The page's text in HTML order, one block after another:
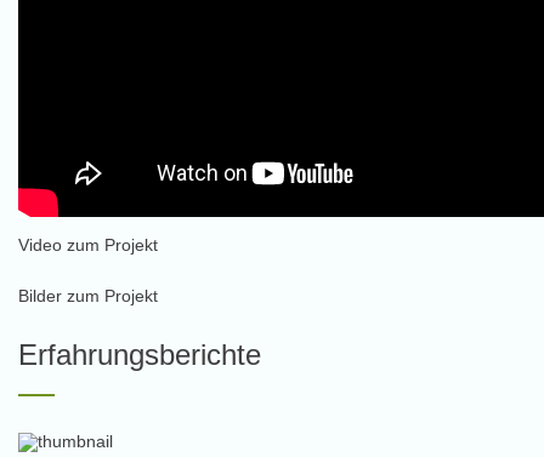
Video zum Projekt
Bilder zum Projekt
Erfahrungsberichte